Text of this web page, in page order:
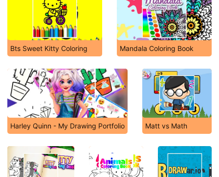
Bts Sweet Kitty Coloring Mandala Coloring Book
Harley Quinn - My Drawing Portfolio Matt vs Math